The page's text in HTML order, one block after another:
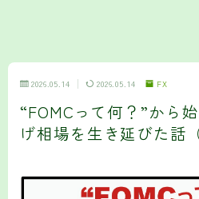
2026.05.14 2026.05.14 FX
“FOMCって何？”から
げ相場を生き延びた話